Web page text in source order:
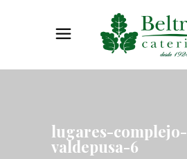
lugares-complejo-
valdepusa-6